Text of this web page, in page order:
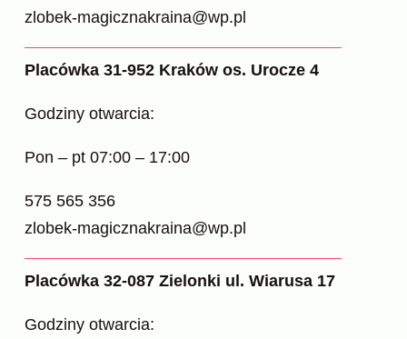
zlobek-magicznakraina@wp.pl
Placówka 31-952 Kraków os. Urocze 4
Godziny otwarcia:
Pon – pt 07:00 – 17:00
575 565 356
zlobek-magicznakraina@wp.pl
Placówka 32-087 Zielonki ul. Wiarusa 17
Godziny otwarcia: